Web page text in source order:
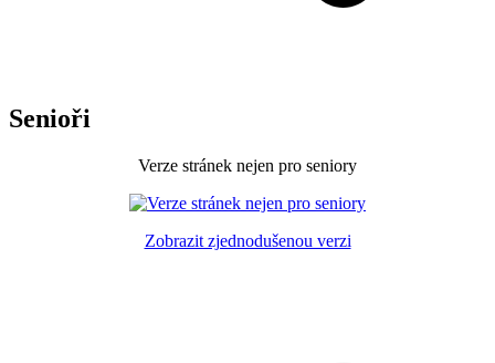
Senioři
Verze stránek nejen pro seniory
Zobrazit zjednodušenou verzi